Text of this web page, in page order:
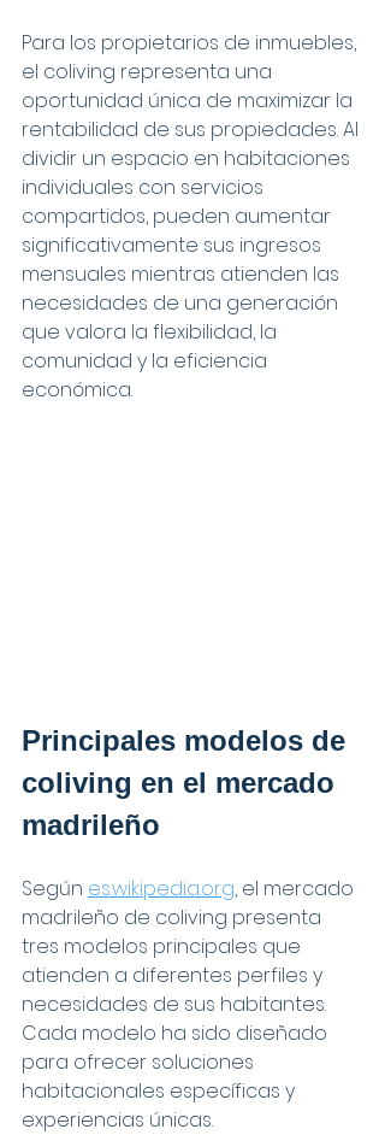
Para los propietarios de inmuebles,
el coliving representa una
oportunidad única de maximizar la
rentabilidad de sus propiedades. Al
dividir un espacio en habitaciones
individuales con servicios
compartidos, pueden aumentar
significativamente sus ingresos
mensuales mientras atienden las
necesidades de una generación
que valora la flexibilidad, la
comunidad y la eficiencia
económica.
Principales modelos de
coliving en el mercado
madrileño
Según es.wikipedia.org, el mercado
madrileño de coliving presenta
tres modelos principales que
atienden a diferentes perfiles y
necesidades de sus habitantes.
Cada modelo ha sido diseñado
para ofrecer soluciones
habitacionales específicas y
experiencias únicas.